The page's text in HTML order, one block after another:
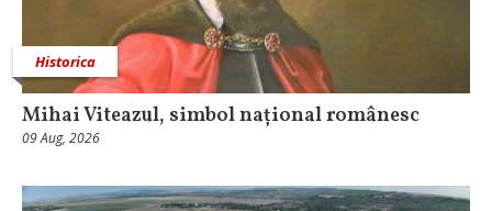
Historica
Mihai Viteazul, simbol național românesc
09 Aug, 2026